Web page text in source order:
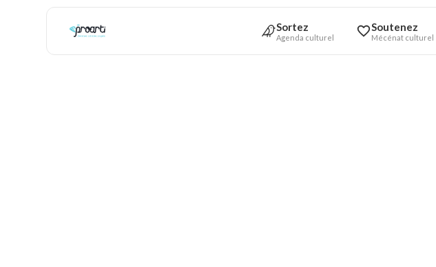
Sortez
Agenda culturel
Soutenez
Mécénat culturel